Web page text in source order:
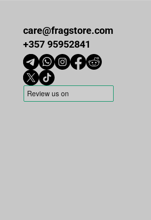
care@fragstore.com
+357 95952841